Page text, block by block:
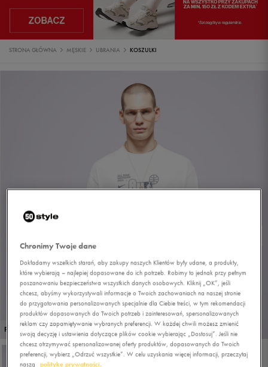
STRONA GŁÓWNA MĘSKIE UBRANIA KOSZULKI
PROMO: DO -30%
Chronimy Twoje dane
Dokładamy wszelkich starań, aby zakupy naszych Klientów były udane, a produkty,
które wybierają – najlepiej dopasowane do ich potrzeb. Robimy to jednak przy pełnym
poszanowaniu bezpieczeństwa wszystkich danych osobowych. Kliknij „OK”, jeśli
chcesz, abyśmy wykorzystywali informacje o Twoich zachowaniach na naszej stronie
do przygotowania personalizowanych specjalnie dla Ciebie treści, w tym rekomendacji
produktów dopasowanych do Twoich potrzeb i zainteresowań, spersonalizowanych
reklam czy zapamiętywanie wybranych preferencji. W każdej chwili możesz zmienić
swoją decyzję i ustawienia dotyczące plików cookie wybierając „Dostosuj”. Jeśli nie
chcesz otrzymywać spersonalizowanej oferty produktów, dopasowanych do Twoich
preferencji, wybierz „Odrzuć wszystkie”. W celu uzyskania więcej informacji, przeczytaj
naszą
politykę prywatności.